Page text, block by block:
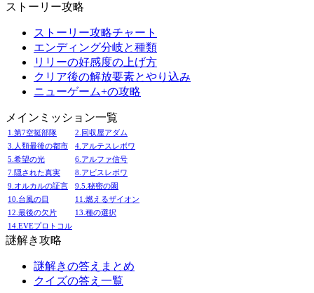
ストーリー攻略
ストーリー攻略チャート
エンディング分岐と種類
リリーの好感度の上げ方
クリア後の解放要素とやり込み
ニューゲーム+の攻略
メインミッション一覧
1.第7空挺部隊
2.回収屋アダム
3.人類最後の都市
4.アルテスレボワ
5.希望の光
6.アルファ信号
7.隠された真実
8.アビスレボワ
9.オルカルの証言
9.5.秘密の園
10.台風の目
11.燃えるザイオン
12.最後の欠片
13.種の選択
14.EVEプロトコル
謎解き攻略
謎解きの答えまとめ
クイズの答え一覧